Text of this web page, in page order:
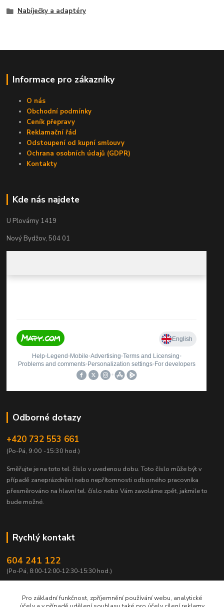
Nabíječky a adaptéry
Informace pro zákazníky
O nás
Obchodní podmínky
Ceník přepravy
Reklamační řád
Odstoupení od kupní smlouvy
Ochrana osobních údajů (GDPR)
Kontakty
Kde nás najdete
U Plovárny 1419
Nový Bydžov, 504 01
Odborné dotazy
+420 732 553 661
(Po-Pá, 9:00 -15:30 hod.)
Směřujte je na toto tel. číslo v uvedenou dobu. Toto číslo může být v
případě zaneprázdnění nebo nepřítomnosti odborného pracovníka
přesměrováno na hlavní tel. číslo nebo Vám zavoláme zpět, jakmile to
bude možné.
Rychlý kontakt
604 241 122
(Po-Pá, 8:00-12:00-12:30-15:30 hod.)
Pro základní funkčnost, zpříjemnění používání webu, analytické